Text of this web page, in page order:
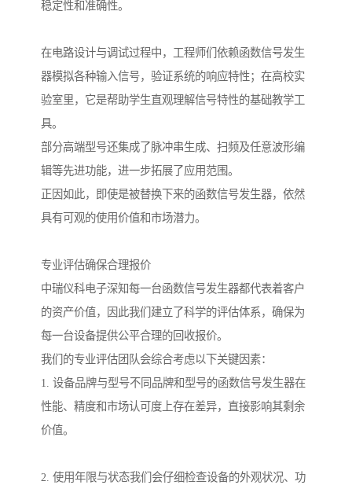
稳定性和准确性。
在电路设计与调试过程中，工程师们依赖函数信号发生
器模拟各种输入信号，验证系统的响应特性；在高校实
验室里，它是帮助学生直观理解信号特性的基础教学工
具。
部分高端型号还集成了脉冲串生成、扫频及任意波形编
辑等先进功能，进一步拓展了应用范围。
正因如此，即使是被替换下来的函数信号发生器，依然
具有可观的使用价值和市场潜力。
专业评估确保合理报价
中瑞仪科电子深知每一台函数信号发生器都代表着客户
的资产价值，因此我们建立了科学的评估体系，确保为
每一台设备提供公平合理的回收报价。
我们的专业评估团队会综合考虑以下关键因素：
1. 设备品牌与型号不同品牌和型号的函数信号发生器在
性能、精度和市场认可度上存在差异，直接影响其剩余
价值。
2. 使用年限与状态我们会仔细检查设备的外观状况、功